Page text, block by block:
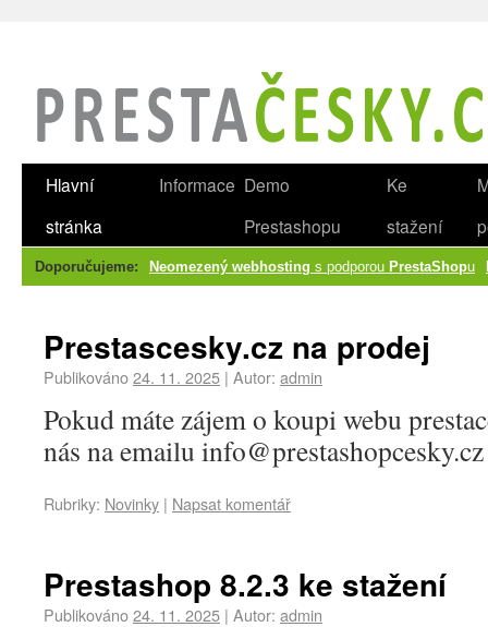
Hlavní
stránka
Informace Demo
Prestashopu
Ke
stažení
Doporučujeme: Neomezený webhosting s podporou PrestaShopu
Prestascesky.cz na prodej
Publikováno24. 11. 2025 | Autor: admin
Pokud máte zájem o koupi webu
nás na emailu info@prestashopcesky.cz
Rubriky: Novinky | Napsat komentář
Prestashop 8.2.3 ke stažení
Publikováno24. 11. 2025 | Autor: admin